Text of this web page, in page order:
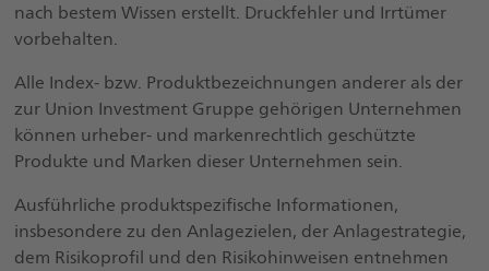
nach bestem Wissen erstellt. Druckfehler und Irrtümer
vorbehalten.
Alle Index- bzw. Produktbezeichnungen anderer als der
zur Union Investment Gruppe gehörigen Unternehmen
können urheber- und markenrechtlich geschützte
Produkte und Marken dieser Unternehmen sein.
Ausführliche produktspezifische Informationen,
insbesondere zu den Anlagezielen, der Anlagestrategie,
dem Risikoprofil und den Risikohinweisen entnehmen